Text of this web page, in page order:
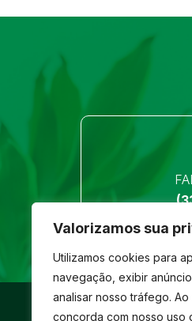
Valorizamos sua
Utilizamos cookies para
navegação, exibir
analisar nosso tráfego.
concorda com nosso uso
© São José- Todos